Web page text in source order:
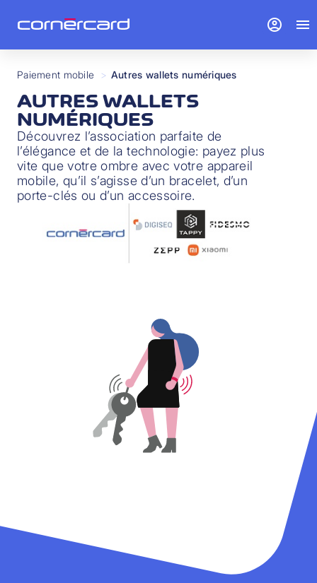
Paiement mobile > Autres wallets numériques
AUTRES WALLETS
NUMÉRIQUES
Découvrez l’association parfaite de
l’élégance et de la technologie: payez plus
vite que votre ombre avec votre appareil
mobile, qu’il s’agisse d’un bracelet, d’un
porte-clés ou d’un accessoire.
account_circle menu